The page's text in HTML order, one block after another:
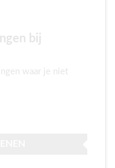
bij
waar je niet